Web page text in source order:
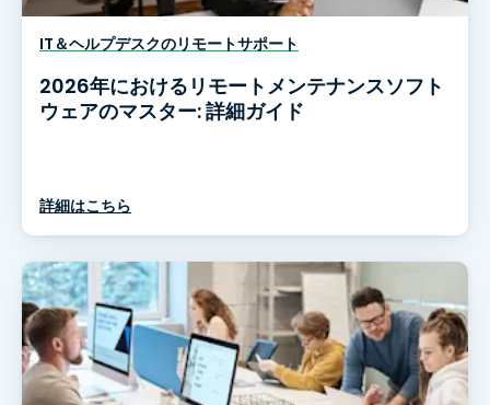
IT＆ヘルプデスクのリモートサポート
2026年におけるリモートメンテナンスソフト
ウェアのマスター: 詳細ガイド
詳細はこちら